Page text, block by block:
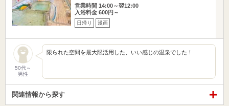
営業時間 14:00～翌12:00
入浴料金 600円～
日帰り 漫画
50代～
男性
限られた空間を最大限活用した、いい感じの温泉でした！
関連情報から探す